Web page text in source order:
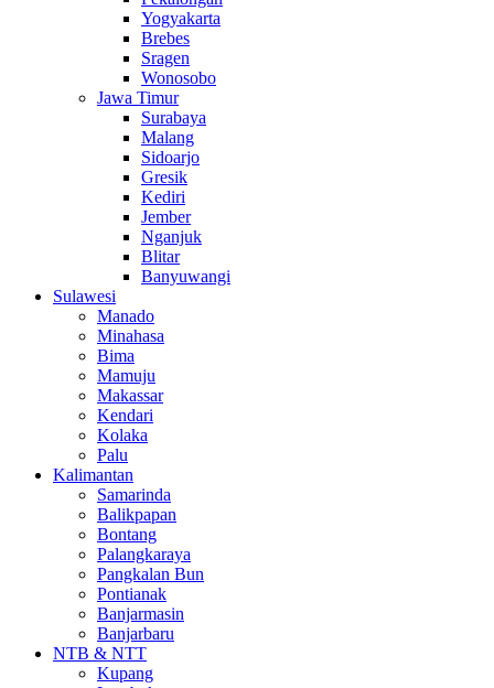
Yogyakarta
Brebes
Sragen
Wonosobo
Jawa Timur
Surabaya
Malang
Sidoarjo
Gresik
Kediri
Jember
Nganjuk
Blitar
Banyuwangi
Sulawesi
Manado
Minahasa
Bima
Mamuju
Makassar
Kendari
Kolaka
Palu
Kalimantan
Samarinda
Balikpapan
Bontang
Palangkaraya
Pangkalan Bun
Pontianak
Banjarmasin
Banjarbaru
NTB & NTT
Kupang